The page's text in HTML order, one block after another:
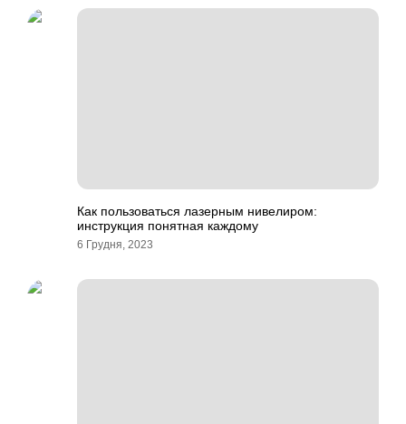
Как пользоваться лазерным нивелиром:
инструкция понятная каждому
6 Грудня, 2023